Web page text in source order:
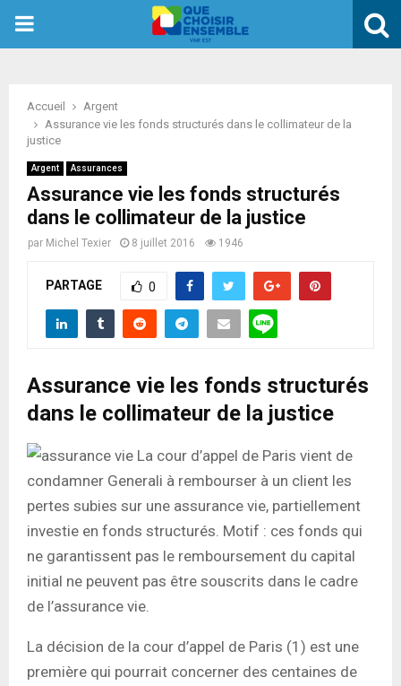
PRIMARY
Accueil
Argent
Assurance vie les fonds structurés dans le collimateur de la
justice
Argent Assurances
Assurance vie les fonds structurés
dans le collimateur de la justice
par Michel Texier 8 juillet 2016 1946
PARTAGE 0
Assurance vie les fonds structurés
dans le collimateur de la justice
La cour d’appel de Paris vient de
condamner Generali à rembourser à un client les
pertes subies sur une assurance vie, partiellement
investie en fonds structurés. Motif : ces fonds qui
ne garantissent pas le remboursement du capital
initial ne peuvent pas être souscrits dans le cadre
de l’assurance vie.
La décision de la cour d’appel de Paris (1) est une
première qui pourrait concerner des centaines de